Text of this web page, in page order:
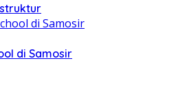
di Samosir